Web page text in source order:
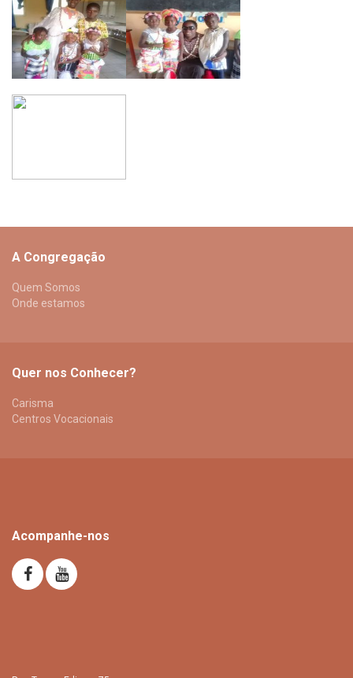
A Congregação
Quem Somos
Onde estamos
Quer nos Conhecer?
Carisma
Centros Vocacionais
Acompanhe-nos